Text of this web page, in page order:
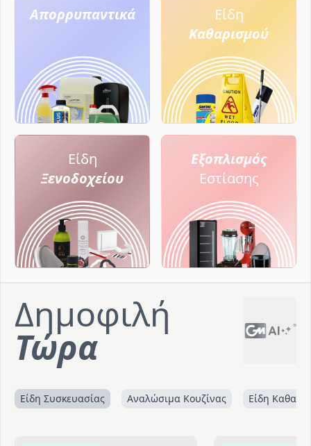
Απορρυπαντικά
Είδη
Καθαρισμού
Είδη
Ξενοδοχείου
Εξοπλισμός
Εστίασης
Δημοφιλή
Τώρα
Είδη Συσκευασίας Αναλώσιμα Κουζίνας Είδη